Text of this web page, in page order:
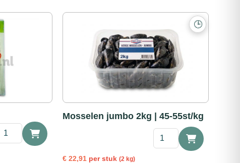
Mosselkruiden
10g
🕒
Mosselen jumbo 2kg | 45-55st/kg
€ 22,91 per stuk (2 kg)
Mosselen
jumbo